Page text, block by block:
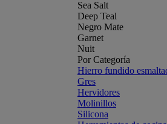
Sea Salt
Deep Teal
Negro Mate
Garnet
Nuit
Por Categoría
Hierro fundido
Gres
Hervidores
Molinillos
Silicona